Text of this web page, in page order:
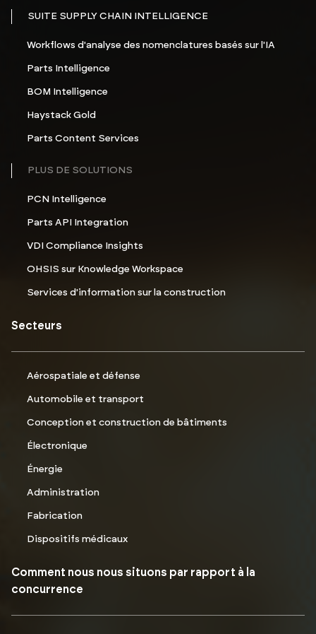
SUITE SUPPLY CHAIN INTELLIGENCE
Workflows d'analyse des nomenclatures basés sur l'IA
Parts Intelligence
BOM Intelligence
Haystack Gold
Parts Content Services
PLUS DE SOLUTIONS
PCN Intelligence
Parts API Integration
VDI Compliance Insights
OHSIS sur Knowledge Workspace
Services d'information sur la construction
Secteurs
Aérospatiale et défense
Automobile et transport
Conception et construction de bâtiments
Électronique
Énergie
Administration
Fabrication
Dispositifs médicaux
Comment nous nous situons par rapport à la
concurrence